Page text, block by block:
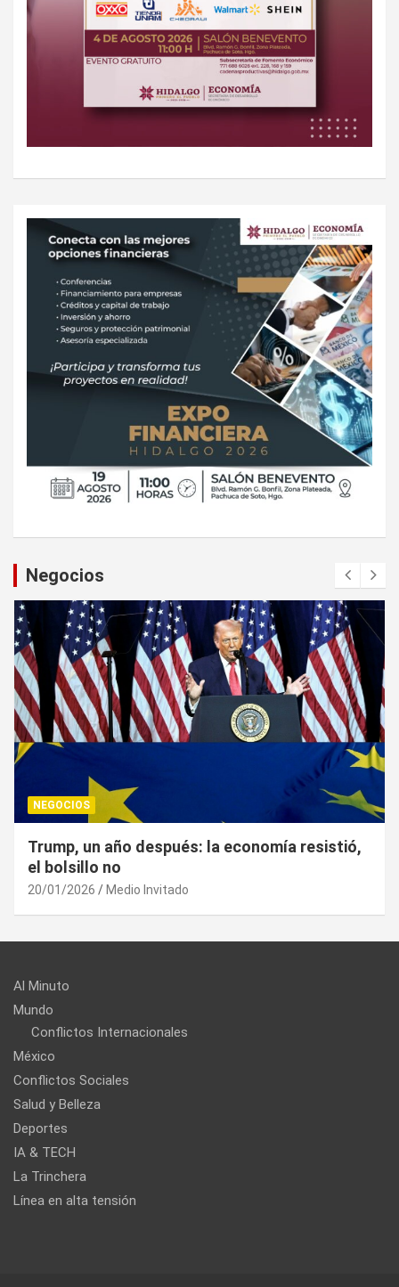
Negocios
NEGOCIOS
Trump, un año después: la economía resistió,
el bolsillo no
20/01/2026 Medio Invitado
Al Minuto
Mundo
Conflictos Internacionales
México
Conflictos Sociales
Salud y Belleza
Deportes
IA & TECH
La Trinchera
Línea en alta tensión